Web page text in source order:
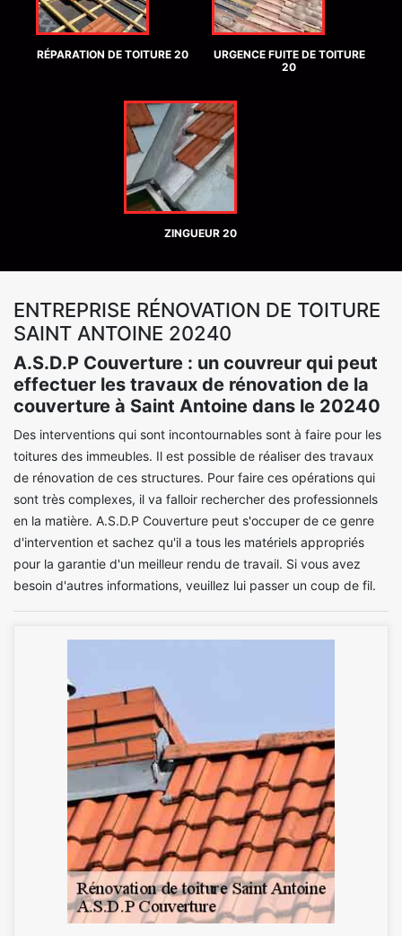
RÉPARATION DE TOITURE 20
URGENCE FUITE DE TOITURE
20
ZINGUEUR 20
ENTREPRISE RÉNOVATION DE TOITURE
SAINT ANTOINE 20240
A.S.D.P Couverture : un couvreur qui peut
effectuer les travaux de rénovation de la
couverture à Saint Antoine dans le 20240
Des interventions qui sont incontournables sont à faire pour les
toitures des immeubles. Il est possible de réaliser des travaux
de rénovation de ces structures. Pour faire ces opérations qui
sont très complexes, il va falloir rechercher des professionnels
en la matière. A.S.D.P Couverture peut s'occuper de ce genre
d'intervention et sachez qu'il a tous les matériels appropriés
pour la garantie d'un meilleur rendu de travail. Si vous avez
besoin d'autres informations, veuillez lui passer un coup de fil.